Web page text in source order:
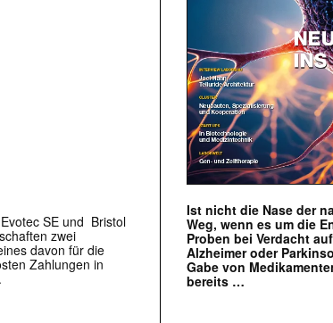
SE und Bristol
zwei
davon für die
Zahlungen in
Ist nicht die Nase der
Weg, wenn es um die
Proben bei Verdacht
Alzheimer oder
Gabe von
bereits …